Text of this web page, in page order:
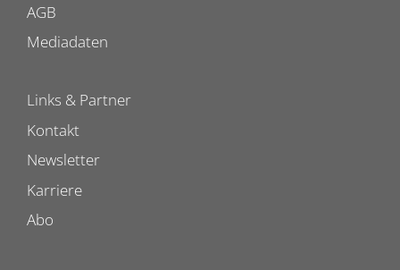
AGB
Mediadaten
Links & Partner
Kontakt
Newsletter
Karriere
Abo